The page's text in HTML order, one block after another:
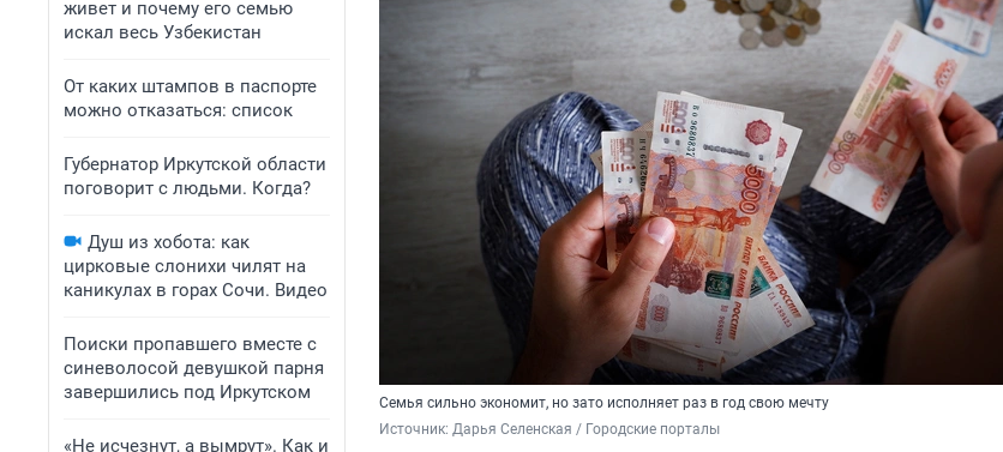
живет и почему его семью
искал весь Узбекистан
От каких штампов в паспорте
можно отказаться: список
Губернатор Иркутской области
поговорит с людьми. Когда?
Душ из хобота: как
цирковые слонихи чилят на
каникулах в горах Сочи. Видео
Поиски пропавшего вместе с
синеволосой девушкой парня
завершились под Иркутском
«Не исчезнут, а вымрут». Как и
Семья сильно экономит, но зато исполняет раз в год свою мечту
Источник: Дарья Селенская / Городские порталы